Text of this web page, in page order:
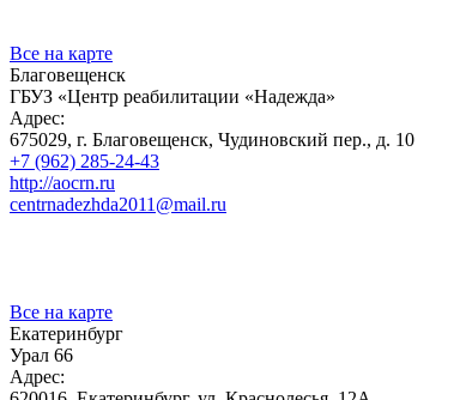
Все на карте
Благовещенск
ГБУЗ «Центр реабилитации «Надежда»
Адрес:
675029, г. Благовещенск, Чудиновский пер., д. 10
+7 (962) 285-24-43
http://aocrn.ru
centrnadezhda2011@mail.ru
Все на карте
Екатеринбург
Урал 66
Адрес: